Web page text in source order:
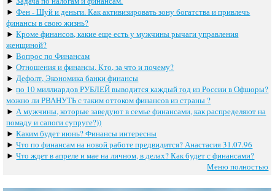
►Фен - Шуй и деньги. Как активизировать зону богатства и привлечь
финансы в свою жизнь?
►Кроме финансов, какие еще есть у мужчины рычаги управления
женщиной?
►Вопрос по Финансам
►Отношения и финансы. Кто, за что и почему?
► Дефолт, Экономика банки финансы
►по 10 миллиардов РУБЛЕЙ выводится каждый год из России в Офшоры?
можно ли РВАНУТЬ с таким оттоком финансов из страны ?
► А мужчины, которые заведуют в семье финансами, как распределяют на
помаду и сапоги супруге?))
►Каким будет июнь? Финансы интересны
►Что по финансам на новой работе предвидится? Анастасия 31.07.96
►Что ждет в апреле и мае на личном, в делах? Как будет с финансами?
Меню полностью